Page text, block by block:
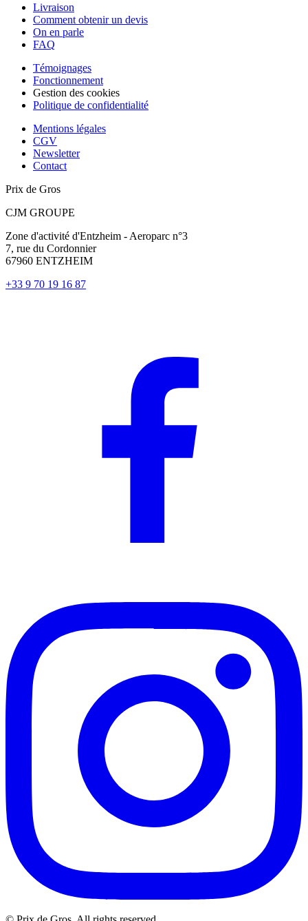
Livraison
Comment obtenir un devis
On en parle
FAQ
Témoignages
Fonctionnement
Gestion des cookies
Politique de confidentialité
Mentions légales
CGV
Newsletter
Contact
Prix de Gros
CJM GROUPE
Zone d'activité d'Entzheim - Aeroparc n°3
7, rue du Cordonnier
67960 ENTZHEIM
+33 9 70 19 16 87